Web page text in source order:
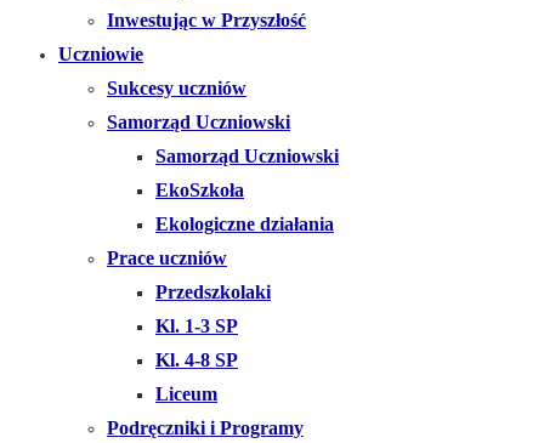
Inwestując w Przyszłość
Uczniowie
Sukcesy uczniów
Samorząd Uczniowski
Samorząd Uczniowski
EkoSzkoła
Ekologiczne działania
Prace uczniów
Przedszkolaki
Kl. 1-3 SP
Kl. 4-8 SP
Liceum
Podręczniki i Programy